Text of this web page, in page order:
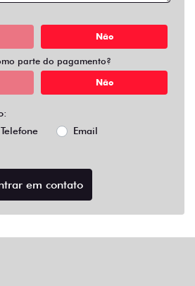
Não
parte do pagamento?
Não
Telefone Email
em contato